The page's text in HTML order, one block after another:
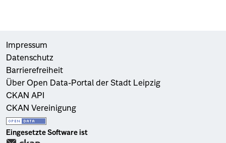
Impressum
Datenschutz
Barrierefreiheit
Über Open Data-Portal der Stadt Leipzig
CKAN API
CKAN Vereinigung
Eingesetzte Software ist